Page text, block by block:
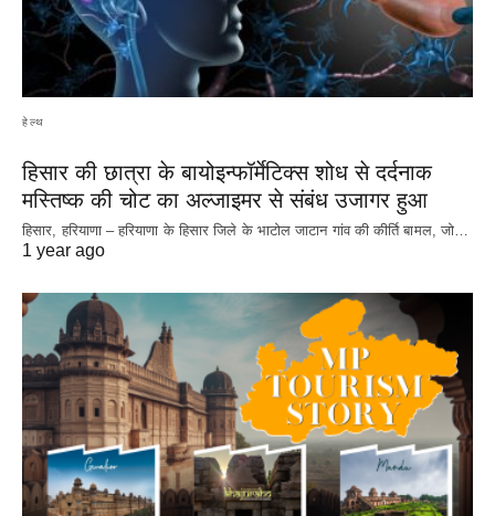
हेल्थ
हिसार की छात्रा के बायोइन्फॉर्मेटिक्स शोध से दर्दनाक
मस्तिष्क की चोट का अल्जाइमर से संबंध उजागर हुआ
हिसार, हरियाणा – हरियाणा के हिसार जिले के भाटोल जाटान गांव की कीर्ति बामल, जो…
1 year ago